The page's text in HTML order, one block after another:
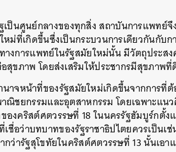
ป็นศูนย์กลางของทุกสิ่งสถาบันการแพทย์
ม่ที่เกิดขึ้นซึ่งเป็นกระบวนการเดียวกันกับก
งการแพทย์ในรัฐสมัยใหม่นั้นมีวัตถุประส
สุขภาพ โดยส่งเสริมให้ประชากรมีสุขภาพ
าจหน้าที่ของรัฐสมัยใหม่เกิดขึ้นจากการที่
ณิชยกรรมและอุตสาหกรรม โดยเฉพาะแน
องคริสต์ศตวรรษที่ 18ในนครรัฐฮัมบูร์กตั้ง
เชื่อว่าบทบาทของรัฐราชาธิปไตยควรเป็น
ว่ารัฐสุโขทัยในคริสต์ศตวรรษที่13นั้นเอา